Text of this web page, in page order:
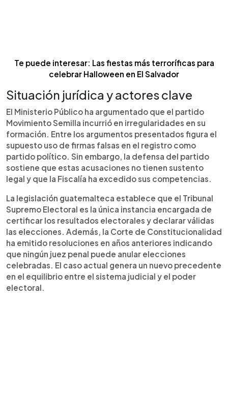
Te puede interesar: Las fiestas más terroríficas para
celebrar Halloween en El Salvador
Situación jurídica y actores clave
El Ministerio Público ha argumentado que el partido
Movimiento Semilla incurrió en irregularidades en su
formación. Entre los argumentos presentados figura el
supuesto uso de firmas falsas en el registro como
partido político. Sin embargo, la defensa del partido
sostiene que estas acusaciones no tienen sustento
legal y que la Fiscalía ha excedido sus competencias.
La legislación guatemalteca establece que el Tribunal
Supremo Electoral es la única instancia encargada de
certificar los resultados electorales y declarar válidas
las elecciones. Además, la Corte de Constitucionalidad
ha emitido resoluciones en años anteriores indicando
que ningún juez penal puede anular elecciones
celebradas. El caso actual genera un nuevo precedente
en el equilibrio entre el sistema judicial y el poder
electoral.